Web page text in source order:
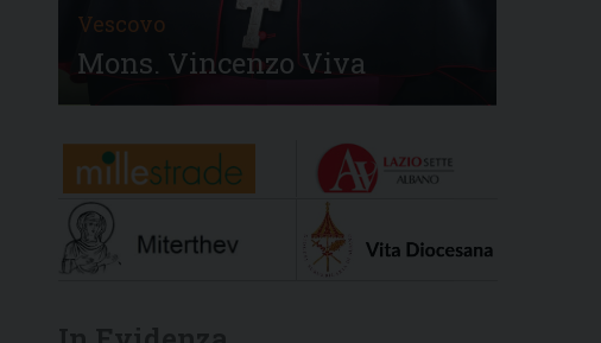
Vescovo
Mons. Vincenzo Viva